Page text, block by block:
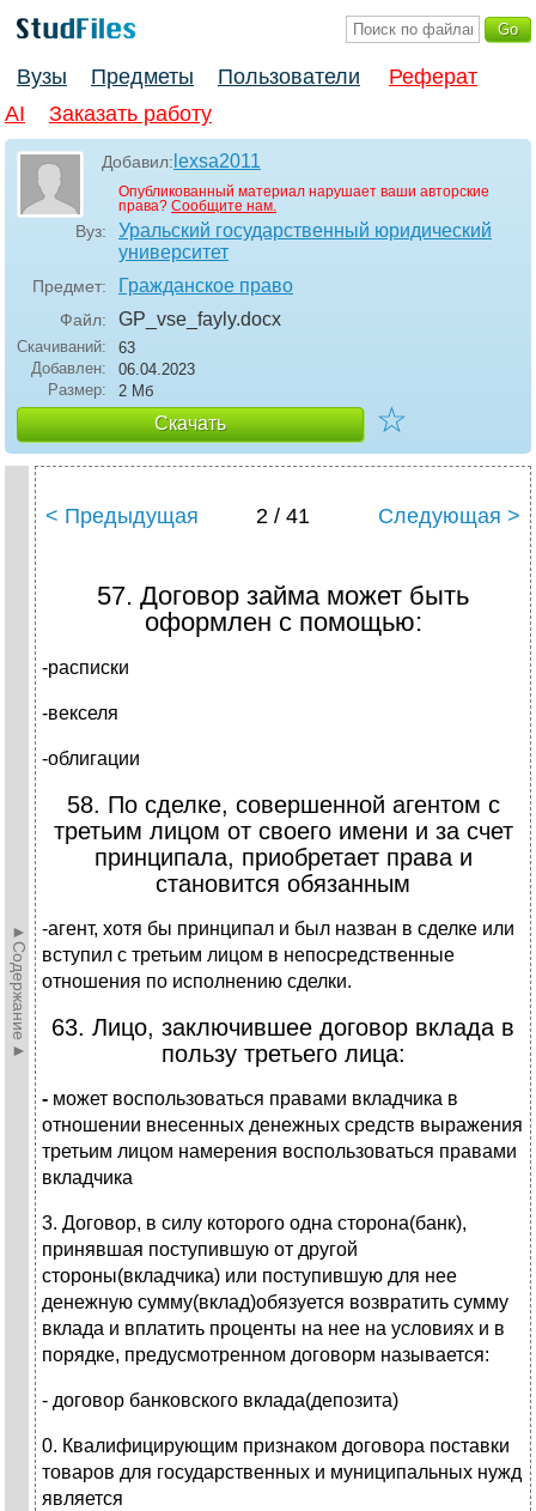
Вузы Предметы Пользователи
Реферат
AI
Заказать работу
Добавил: lexsa2011
Опубликованный материал нарушает ваши авторские
права? Сообщите нам.
Вуз:
Уральский государственный юридический
университет
Предмет: Гражданское право
Файл: GP_vse_fayly.docx
Скачиваний:
63
Добавлен:
06.04.2023
Размер:
2 Мб
Скачать ☆
►Содержание►
< Предыдущая 2 / 41 Следующая >
57. Договор займа может быть
оформлен с помощью:
-расписки
-векселя
-облигации
58. По сделке, совершенной агентом с
третьим лицом от своего имени и за счет
принципала, приобретает права и
становится обязанным
-агент, хотя бы принципал и был назван в сделке или
вступил с третьим лицом в непосредственные
отношения по исполнению сделки.
63. Лицо, заключившее договор вклада в
пользу третьего лица:
- может воспользоваться правами вкладчика в
отношении внесенных денежных средств выражения
третьим лицом намерения воспользоваться правами
вкладчика
3. Договор, в силу которого одна сторона(банк),
принявшая поступившую от другой
стороны(вкладчика) или поступившую для нее
денежную сумму(вклад)обязуется возвратить сумму
вклада и вплатить проценты на нее на условиях и в
порядке, предусмотренном договорм называется:
- договор банковского вклада(депозита)
0. Квалифицирующим признаком договора поставки
товаров для государственных и муниципальных нужд
является